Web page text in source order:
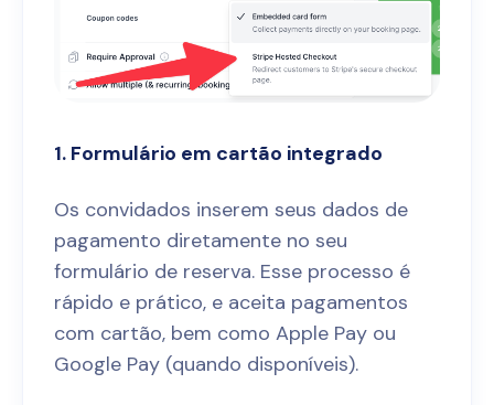
1. Formulário em cartão integrado
Os convidados inserem seus dados de
pagamento diretamente no seu
formulário de reserva. Esse processo é
rápido e prático, e aceita pagamentos
com cartão, bem como Apple Pay ou
Google Pay (quando disponíveis).